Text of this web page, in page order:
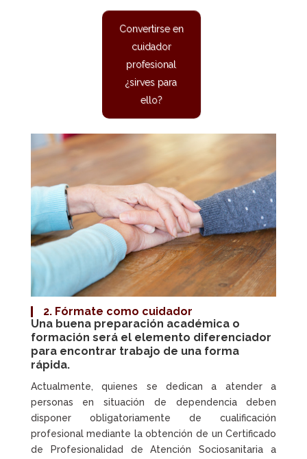
Convertirse en
cuidador
profesional
¿sirves para
ello?
2. Fórmate como cuidador
Una buena preparación académica o
formación será el elemento diferenciador
para encontrar trabajo de una forma
rápida.
Actualmente, quienes se dedican a atender a
personas en situación de dependencia deben
disponer obligatoriamente de cualificación
profesional mediante la obtención de un Certificado
de Profesionalidad de Atención Sociosanitaria a